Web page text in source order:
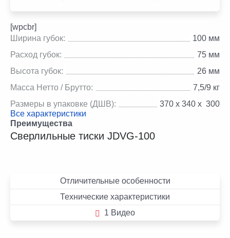
[wpcbr]
Ширина губок:
100 мм
Расход губок:
75 мм
Высота губок:
26 мм
Масса Нетто / Брутто:
7,5/9 кг
Размеры в упаковке (ДШВ):
370 х 340 х 300
Все характеристики
Преимущества
Сверлильные тиски JDVG-100
Отличительные особенности
Технические характеристики
1 Видео